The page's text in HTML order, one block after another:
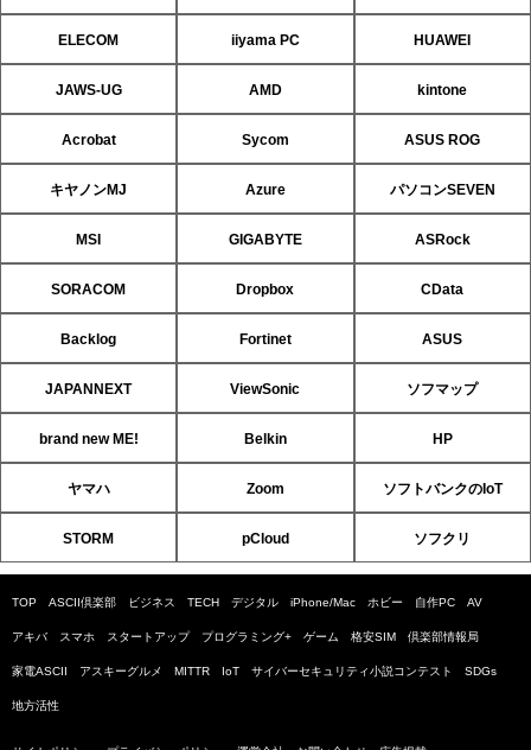
ELECOM iiyama PC HUAWEI
JAWS-UG AMD kintone
Acrobat Sycom ASUS ROG
キヤノンMJ Azure パソコンSEVEN
MSI GIGABYTE ASRock
SORACOM Dropbox CData
Backlog Fortinet ASUS
JAPANNEXT ViewSonic ソフマップ
brand new ME! Belkin HP
ヤマハ Zoom ソフトバンクのIoT
STORM pCloud ソフクリ
TOP ASCII倶楽部 ビジネス TECH デジタル iPhone/Mac ホビー 自作PC AV
アキバ スマホ スタートアップ プログラミング+ ゲーム 格安SIM 倶楽部情報局
家電ASCII アスキーグルメ MITTR IoT サイバーセキュリティ小説コンテスト SDGs
地方活性